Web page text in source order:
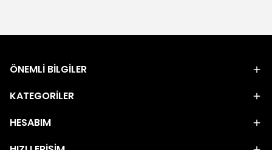
ÖNEMLİ BİLGİLER
KATEGORİLER
HESABIM